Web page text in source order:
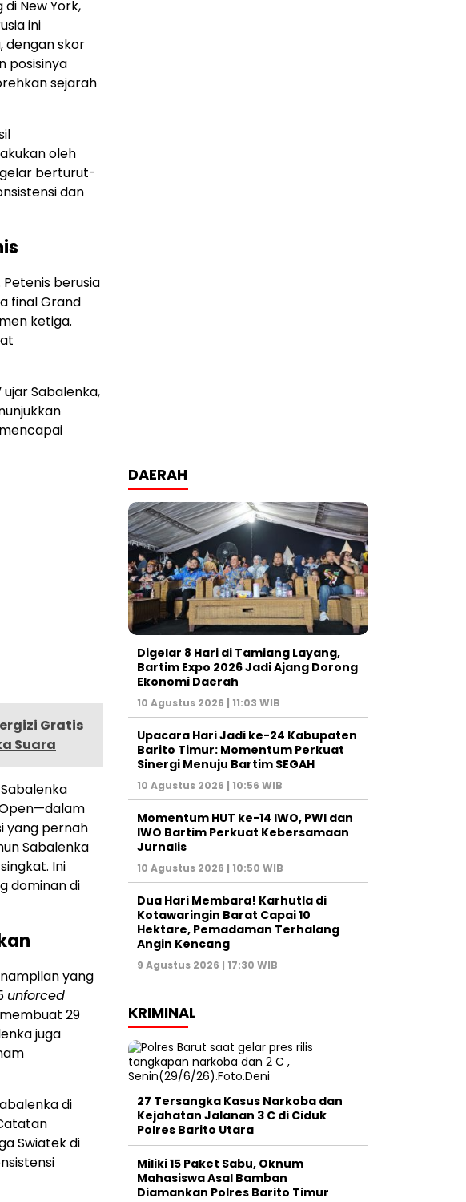
New York,
ini
dengan skor
posisinya
sejarah
oleh
gelar berturut-
dan
berusia
final Grand
ketiga.
Sabalenka,
Gratis
Suara
yang pernah
Sabalenka
Ini
dominan di
yang
unforced
29
juga
di
Swiatek di
DAERAH
Digelar 8 Hari di Tamiang Layang,
Bartim Expo 2026 Jadi Ajang Dorong
Ekonomi Daerah
10 Agustus 2026 | 11:03 WIB
Upacara Hari Jadi ke-24 Kabupaten
Barito Timur: Momentum Perkuat
Sinergi Menuju Bartim SEGAH
10 Agustus 2026 | 10:56 WIB
Momentum HUT ke-14 IWO, PWI dan
IWO Bartim Perkuat Kebersamaan
Jurnalis
10 Agustus 2026 | 10:50 WIB
Dua Hari Membara! Karhutla di
Kotawaringin Barat Capai 10
Hektare, Pemadaman Terhalang
Angin Kencang
9 Agustus 2026 | 17:30 WIB
KRIMINAL
27 Tersangka Kasus Narkoba dan
Kejahatan Jalanan 3 C di Ciduk
Polres Barito Utara
Miliki 15 Paket Sabu, Oknum
Mahasiswa Asal Bamban
Diamankan Polres Barito Timur